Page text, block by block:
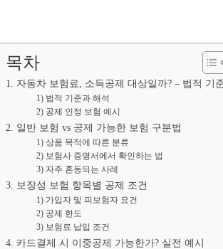
목차
1. 자동차 보험료, 소득공제 대상일까? – 법적 기
1) 법적 기준과 해석
2) 공제 인정 보험 예시
2. 일반 보험 vs 공제 가능한 보험 구분법
1) 상품 목적에 따른 분류
2) 보험사 증명서에서 확인하는 법
3) 자주 혼동되는 사례
3. 보장성 보험 항목별 공제 조건
1) 가입자 및 피보험자 요건
2) 공제 한도
3) 보험료 납입 조건
4. 카드결제 시 이중공제 가능한가? 실전 예시